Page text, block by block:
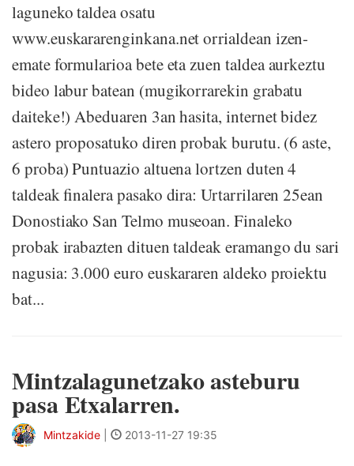
laguneko taldea osatu
www.euskararenginkana.net orrialdean izen-
emate formularioa bete eta zuen taldea aurkeztu
bideo labur batean (mugikorrarekin grabatu
daiteke!) Abeduaren 3an hasita, internet bidez
astero proposatuko diren probak burutu. (6 aste,
6 proba) Puntuazio altuena lortzen duten 4
taldeak finalera pasako dira: Urtarrilaren 25ean
Donostiako San Telmo museoan. Finaleko
probak irabazten dituen taldeak eramango du sari
nagusia: 3.000 euro euskararen aldeko proiektu
bat...
Mintzalagunetzako asteburu
pasa Etxalarren.
Mintzakide 2013-11-27 19:35